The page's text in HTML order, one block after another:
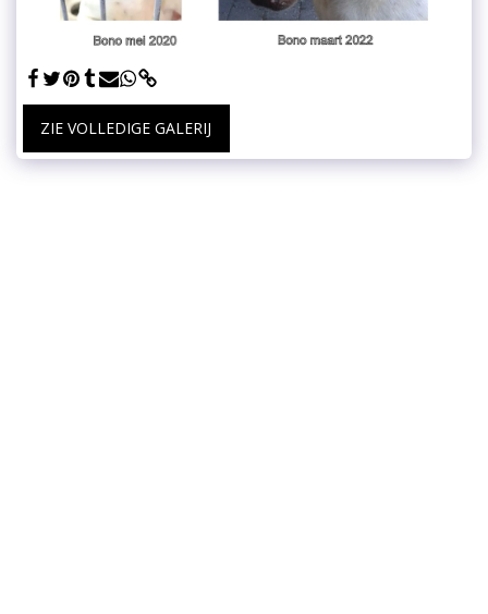
ZIE VOLLEDIGE GALERIJ